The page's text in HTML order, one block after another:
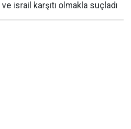
israil karşıtı olmakla suçladı